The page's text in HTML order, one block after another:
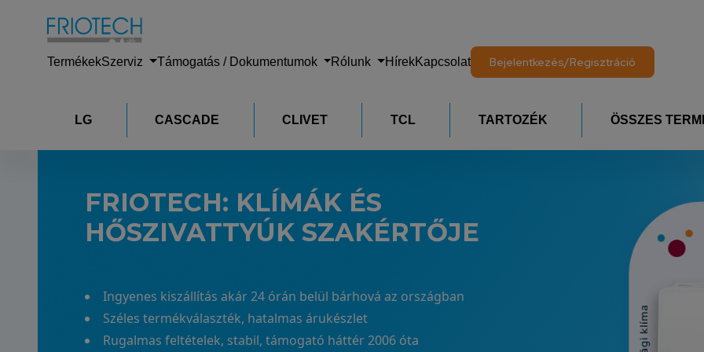
TermékekSzerviz Támogatás / Dokumentumok Rólunk HírekKapcsolat Bejelentkezés/Regisztráció
LG CASCADE CLIVET TCL TARTOZÉK ÖSSZES
FRIOTECH: KLÍMÁK ÉS
HŐSZIVATTYÚK SZAKÉRTŐJE
Ingyenes kiszállítás akár 24 órán belül bárhová az országban
Széles termékválaszték, hatalmas árukészlet
Rugalmas feltételek, stabil, támogató háttér 2006 óta